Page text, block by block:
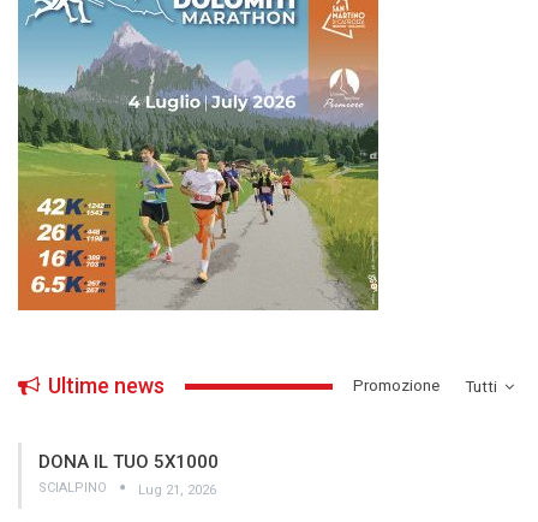
Tutti
Ultime news ­Promozione
DONA IL TUO 5X1000
SCIALPINO Lug 21, 2026